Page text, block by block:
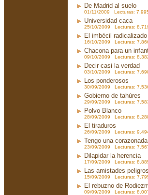
De Madrid al suelo
01/11/2009 Lecturas:
Universidad caca
25/10/2009 Lecturas:
El imbécil radicalizado
16/10/2009 Lecturas:
Chacona para un
09/10/2009 Lecturas:
Decir casi la verdad
03/10/2009 Lecturas:
Los ponderosos
30/09/2009 Lecturas:
Gobierno de tahúres
29/09/2009 Lecturas:
Polvo Blanco
28/09/2009 Lecturas:
El tiraduros
26/09/2009 Lecturas:
Tengo una corazonada
23/09/2009 Lecturas:
Dilapidar la herencia
17/09/2009 Lecturas:
Las amistades
15/09/2009 Lecturas:
El rebuzno de
09/09/2009 Lecturas: